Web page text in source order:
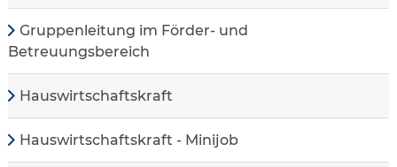
Gruppenleitung im Förder- und
Betreuungsbereich
Hauswirtschaftskraft
Hauswirtschaftskraft - Minijob